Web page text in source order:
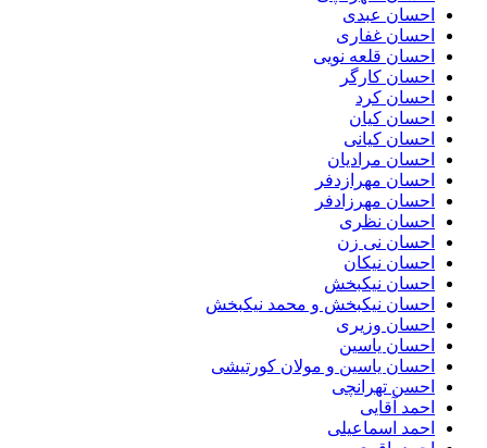
احسان عبدی
احسان غفاری
احسان قلعه نویی
احسان کارگر
احسان کرد
احسان کیان
احسان کیانی
احسان مرادیان
احسان مهرازدفر
احسان مهرزادفر
احسان نظری
احسان نی زن
احسان نیکان
احسان نیکبخش
احسان نیکبخش و محمد نیکبخش
احسان وزیری
احسان یاسین
احسان یاسین و مولان کورتیشی
احسن تهرانچی
احمد آقایی
احمد اسماعیلی